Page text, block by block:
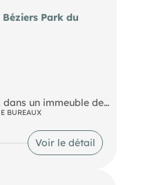
Park du
Park du
en parfait état
se compose de :
BUREAUX
Voir le détail